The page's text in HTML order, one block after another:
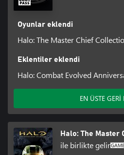
Oyunlar eklendi
Halo: The Master Chief
Eklentiler eklendi
Halo: Combat Evolved
EN ÜSTE
Halo: The Master
ile birlikte gelir